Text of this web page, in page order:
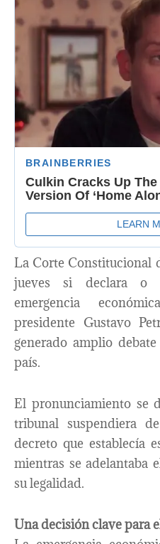
La Corte Constitucional
jueves si declara o
emergencia
presidente Gustavo
generado amplio
país.
El pronunciamiento se
tribunal suspendiera
decreto que establecía
mientras se adelantaba
su legalidad.
Una decisión clave para